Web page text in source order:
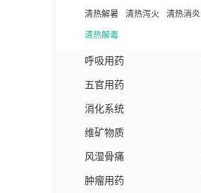
清热解暑 清热泻火 清热消炎
清热解毒
呼吸用药
五官用药
消化系统
维矿物质
风湿骨痛
肿瘤用药